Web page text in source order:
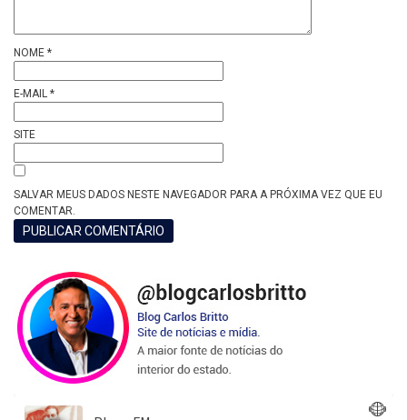
NOME *
E-MAIL *
SITE
SALVAR MEUS DADOS NESTE NAVEGADOR PARA A PRÓXIMA VEZ QUE EU
COMENTAR.